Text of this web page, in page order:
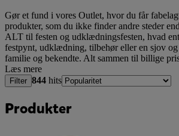
Gør et fund i vores Outlet, hvor du får
produkter, som du ikke finder andre steder
ALT til festen og udklædningsfesten, hvad
festpynt, udklædning, tilbehør eller en sjov
familie og bekendte. Alt sammen til billige
Læs mere
Filter 844 hits
Produkter